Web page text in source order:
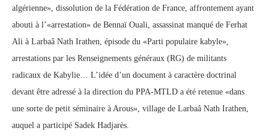
algérienne», dissolution de la Fédération de France, affrontement ayant
abouti à l’«arrestation» de Bennaï Ouali, assassinat manqué de Ferhat
Ali à Larbaâ Nath Irathen, épisode du «Parti populaire kabyle»,
arrestations par les Renseignements généraux (RG) de militants
radicaux de Kabylie… L’idée d’un document à caractère doctrinal
devant être adressé à la direction du PPA-MTLD a été retenue «dans
une sorte de petit séminaire à Arous», village de Larbaâ Nath Irathen,
auquel a participé Sadek Hadjarès.